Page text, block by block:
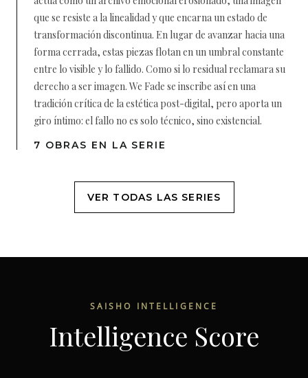
que se resiste a la linealidad y que encarna un estado de
transformación discontinua. En lugar de avanzar hacia una
forma cerrada, estas piezas flotan en un umbral constante
entre lo visible y lo fallido. Como si lo residual reclamara su
derecho a ser imagen. We Fade se inscribe así en una
tradición crítica de la estética post-digital, pero aporta un
giro íntimo: el fallo no es solo técnico, sino existencial.
7 OBRAS EN LA SERIE
VER TODAS LAS SERIES
SAISHO INTELLIGENCE
Intelligence Score